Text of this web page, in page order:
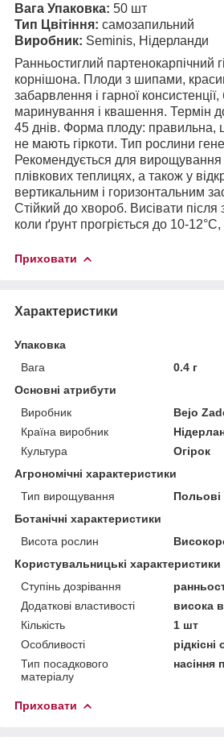
Вага Упаковка: 50 шт
Тип Цвітіння: самозапильний
Виробник: Seminis, Нідерланди
Ранньостиглий партенокарпічний
корнішона. Плоди з шипами,
забарвлення і гарної консистенції,
маринування і квашення. Термін
45 днів. Форма плоду: правильна,
не мають гіркоти. Тип рослини
Рекомендується для вирощування
плівкових теплицях, а також у
вертикальним і горизонтальним
Стійкий до хвороб. Висівати після
коли ґрунт прогріється до 10-
Приховати
Характеристики
Упаковка
Вага
0.4 г
Основні атрибути
Виробник
Bejo
Країна виробник
Культура
Огірок
Агрономічні характеристики
Тип вирощування
Польові
Ботанічні характеристики
Висота рослин
Користувальницькі характеристики
Ступінь дозрівання
Додаткові властивості
висока
Кількість
1 шт
Особливості
рідкісні
Тип посадкового
матеріалу
насіння
Приховати